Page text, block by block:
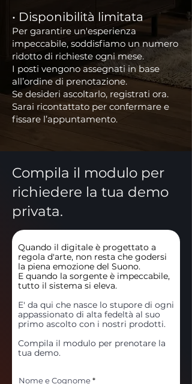
• Disponibilità limitata
Per garantire un'esperienza
impeccabile, soddisfiamo un numero
ridotto di richieste ogni mese.
I posti vengono assegnati in base
all’ordine di prenotazione.
Se desideri ascoltarlo, registrati ora.
Sarai ricontattato per confermare e
fissare l’appuntamento.
Compila il modulo per
richiedere la tua demo
privata.
Quando il digitale è progettato a
regola d'arte, non resta che godersi
la piena emozione del Suono.
E quando la sorgente è impeccabile,
tutto il sistema si eleva.
E' da qui che nasce lo stupore di ogni
appassionato di alta fedeltà al suo
primo ascolto con i nostri prodotti.
Compila il modulo per prenotare la
tua demo.
Nome e Cognome